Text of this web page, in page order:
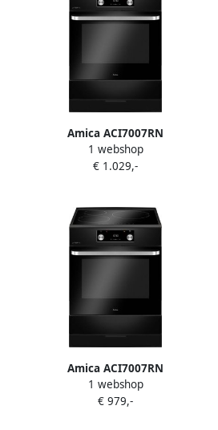
Amica ACI7007RN
Inductiefornuis 3 zones
Airfry Pyrolyse + 2 fase
1 webshop
€ 1.029,-
Amica ACI7007RN
Inductiefornuis 3 zones
Airfry Pyrolyse 11
1 webshop
€ 979,-